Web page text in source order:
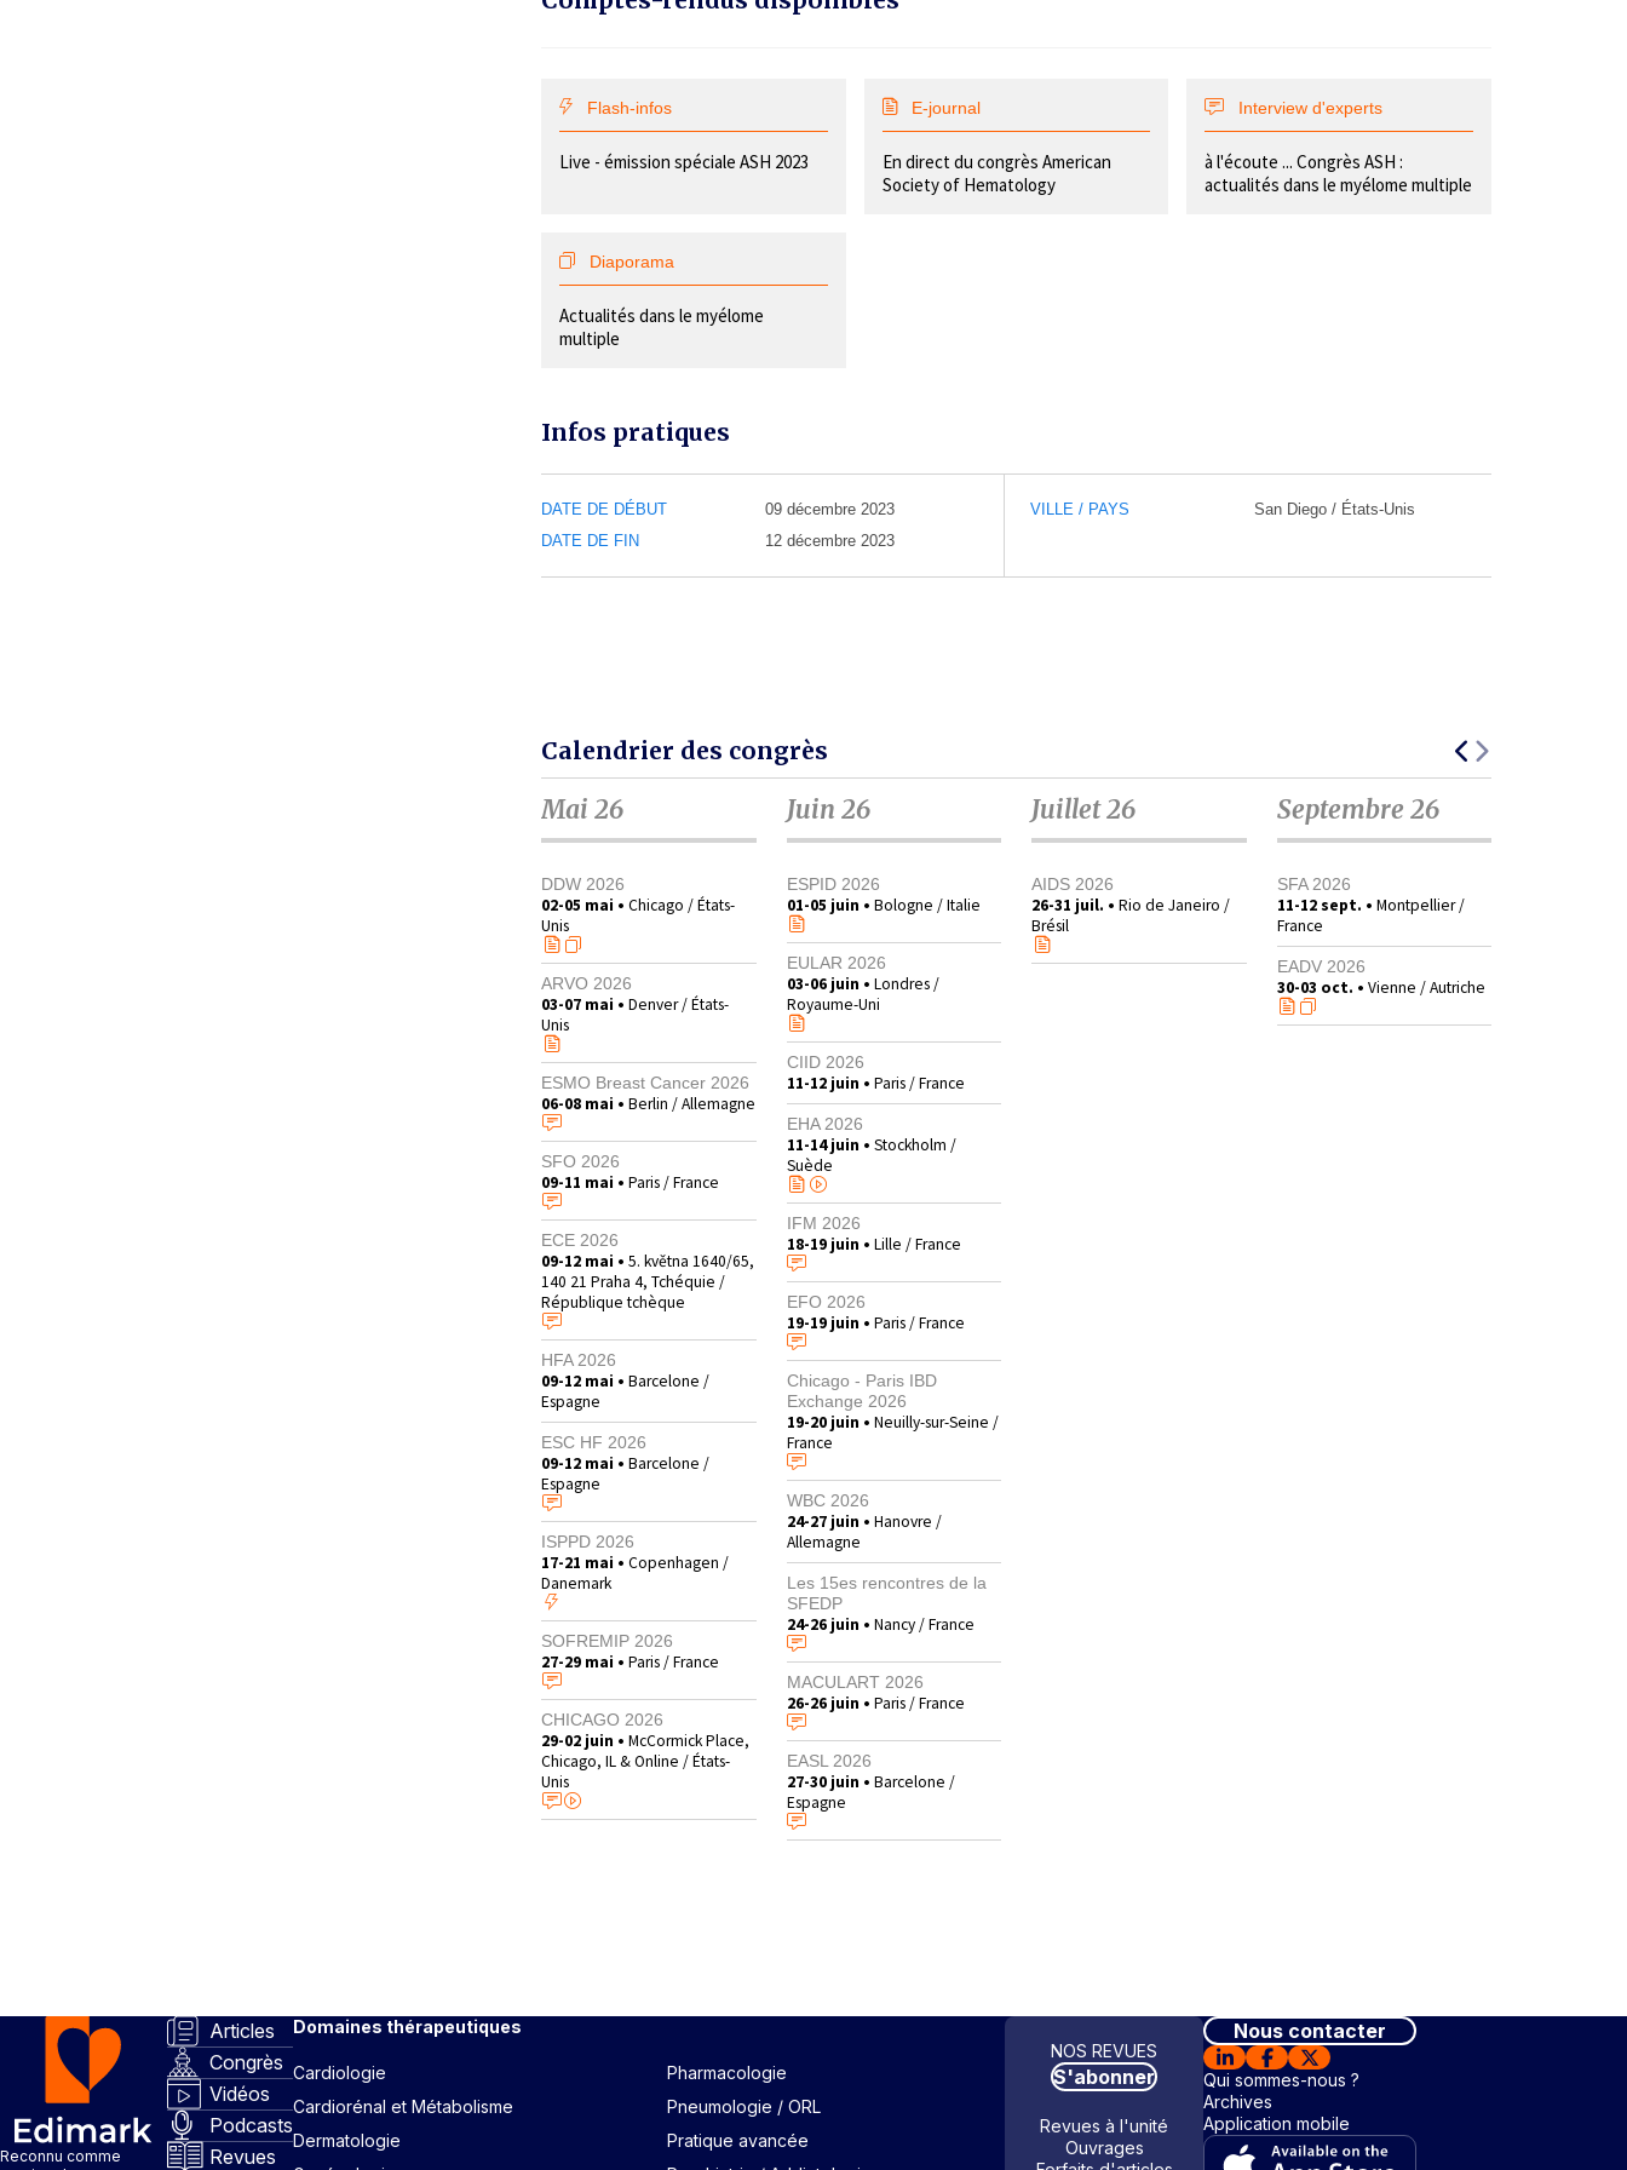
Flash-infos
Live - émission spéciale ASH 2023
E-journal
En direct du congrès American
Society of Hematology
Interview d'experts
à l'écoute ... Congrès ASH :
actualités dans le myélome multiple
Diaporama
Actualités dans le myélome
multiple
Infos pratiques
DATE DE DÉBUT
09 décembre 2023
DATE DE FIN
12 décembre 2023
VILLE / PAYS San Diego / États-Unis
Calendrier des congrès
Mai 26
DDW 2026
02-05 mai • Chicago / États-
Unis
ARVO 2026
03-07 mai • Denver / États-
Unis
ESMO Breast Cancer 2026
06-08 mai • Berlin / Allemagne
SFO 2026
09-11 mai • Paris / France
ECE 2026
09-12 mai • 5. května 1640/65,
140 21 Praha 4, Tchéquie /
République tchèque
HFA 2026
09-12 mai • Barcelone /
Espagne
ESC HF 2026
09-12 mai • Barcelone /
Espagne
ISPPD 2026
17-21 mai • Copenhagen /
Danemark
SOFREMIP 2026
27-29 mai • Paris / France
CHICAGO 2026
29-02 juin • McCormick Place,
Chicago, IL & Online / États-
Unis
Juin 26
ESPID 2026
01-05 juin • Bologne / Italie
EULAR 2026
03-06 juin • Londres /
Royaume-Uni
CIID 2026
11-12 juin • Paris / France
EHA 2026
11-14 juin • Stockholm /
Suède
IFM 2026
18-19 juin • Lille / France
EFO 2026
19-19 juin • Paris / France
Chicago - Paris IBD
Exchange 2026
19-20 juin • Neuilly-sur-Seine /
France
WBC 2026
24-27 juin • Hanovre /
Allemagne
Les 15es rencontres de la
SFEDP
24-26 juin • Nancy / France
MACULART 2026
26-26 juin • Paris / France
EASL 2026
27-30 juin • Barcelone /
Espagne
Juillet 26
AIDS 2026
26-31 juil. • Rio de Janeiro /
Brésil
Septembre 26
SFA 2026
11-12 sept. • Montpellier /
France
EADV 2026
30-03 oct. • Vienne / Autriche
Reconnu comme
Articles
Congrès
Vidéos
Podcasts
Revues
Domaines thérapeutiques
Cardiologie
Cardiorénal et Métabolisme
Dermatologie
Pharmacologie
Pneumologie / ORL
Pratique avancée
NOS REVUES
S'abonner
Revues à l'unité
Ouvrages
Nous contacter
Qui sommes-nous ?
Archives
Application mobile